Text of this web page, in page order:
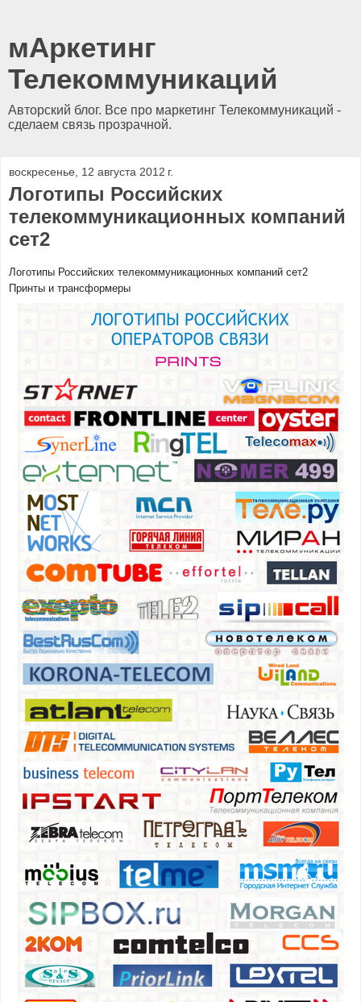
мАркетинг
Телекоммуникаций
Авторский блог. Все про маркетинг Телекоммуникаций -
сделаем связь прозрачной.
воскресенье, 12 августа 2012 г.
Логотипы Российских
телекоммуникационных компаний
сет2
Логотипы Российских телекоммуникационных компаний сет2
Принты и трансформеры